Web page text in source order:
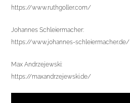
https://www.ruthgoller.com/
Johannes Schleiermacher:
https://www.johannes-schleiermacher.de/
Max Andrzejewski:
https://maxandrzejewski.de/